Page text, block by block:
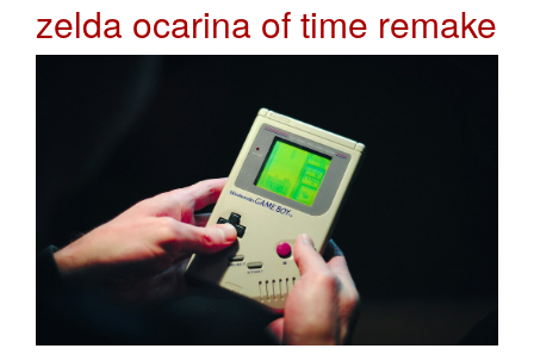
zelda ocarina of time remake